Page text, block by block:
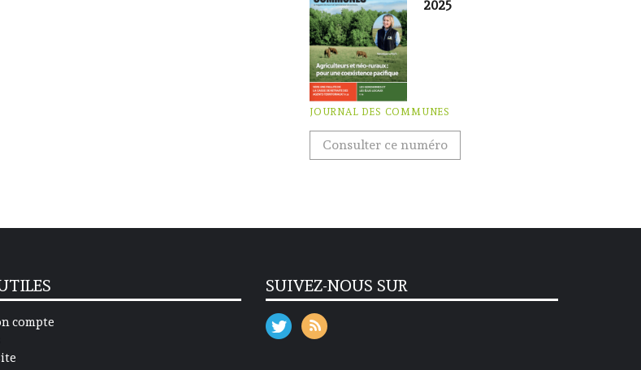
2025
JOURNAL DES COMMUNES
Consulter ce numéro
compte
SUIVEZ-NOUS SUR